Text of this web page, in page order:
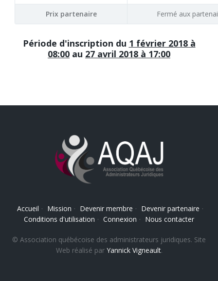
Prix partenaire Fermé aux
Période d'inscription du 1 février 2018 à
08:00 au 27 avril 2018 à 17:00
Accueil · Mission · Devenir membre · Devenir partenaire ·
Conditions d'utilisation · Connexion · Nous contacter
© Association québécoise des administrateurs juridiques. Site
Web réalisé par Yannick Vigneault.